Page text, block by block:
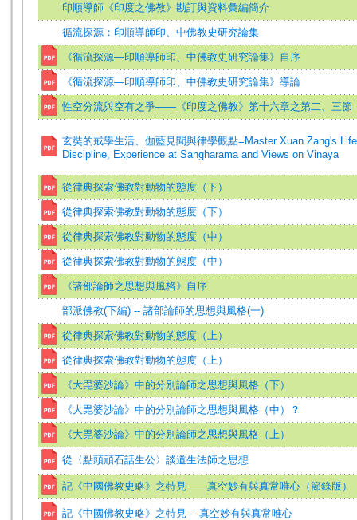
印順導師《印度之佛教》勘訂與資料彙編簡介
循流探源：印順導師印、中佛教史研究論集
《循流探源—印順導師印、中佛教史研究論集》自序
《循流探源—印順導師印、中佛教史研究論集》導論
性空分流與空有之爭——《印度之佛教》第十六章之第二、三節
玄奘的戒學生活、伽藍見聞與律學觀點=Master Xuan Zang's
Discipline, Experience at Sangharama and Views on Vinaya
從律典探索佛教對動物的態度（下）
從律典探索佛教對動物的態度（下）
從律典探索佛教對動物的態度（中）
從律典探索佛教對動物的態度（中）
《諸部論師之思想與風格》自序
部派佛教(下編) -- 諸部論師的思想與風格(一)
從律典探索佛教對動物的態度（上）
從律典探索佛教對動物的態度（上）
《大毘婆沙論》中的分別論師之思想與風格（下）
《大毘婆沙論》中的分別論師之思想與風格（中）？
《大毘婆沙論》中的分別論師之思想與風格（上）
從〈點頭頑石話生公〉談道生法師之思想
記《中國佛教史略》之特見——真空妙有與真常唯心（節錄版）
記《中國佛教史略》之特見 -- 真空妙有與真常唯心